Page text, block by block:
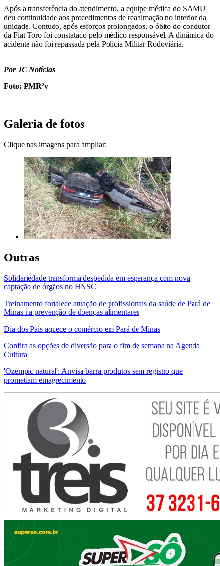
Após a transferência do atendimento, a equipe médica do SAMU
deu continuidade aos procedimentos de reanimação no interior da
unidade. Contudo, após esforços prolongados, o óbito do condutor
da Fiat Toro foi constatado pelo médico responsável. A dinâmica do
acidente não foi repassada pela Polícia Militar Rodoviária.
Por JC Notícias
Foto: PMR’v
Galeria de fotos
Clique nas imagens para ampliar:
Outras
Solidariedade transforma despedida em esperança com nova
captação de órgãos no HNSC
Treinamento fortalece atuação de profissionais da saúde de Pará de
Minas na prevenção de doenças alimentares
Dia dos Pais aquece o comércio em Pará de Minas
Confira as opções de diversão para o fim de semana na Agenda
Cultural
'Ozempic natural': Anvisa barra produtos sem registro que
prometiam emagrecimento